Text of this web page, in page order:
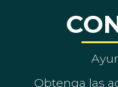
Obtenga las